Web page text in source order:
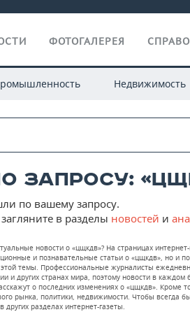
ФОТОГАЛЕРЕЯ
Недвижимость
запросу:
по вашему запросу.
в разделы новостей и
новости о «цщкдв»? На страницах
и познавательные статьи о «цщкдв», но и
темы. Профессиональные журналисты
и других странах мира, поэтому новости в
о последних изменениях о «цщкдв». Кроме
рынка, политики, недвижимости. Чтобы всегда
других разделах интернет-газеты.